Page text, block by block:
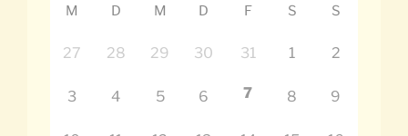
M D M D F S S
27 28 29 30 31 1 2
3 4 5 6 7 8 9